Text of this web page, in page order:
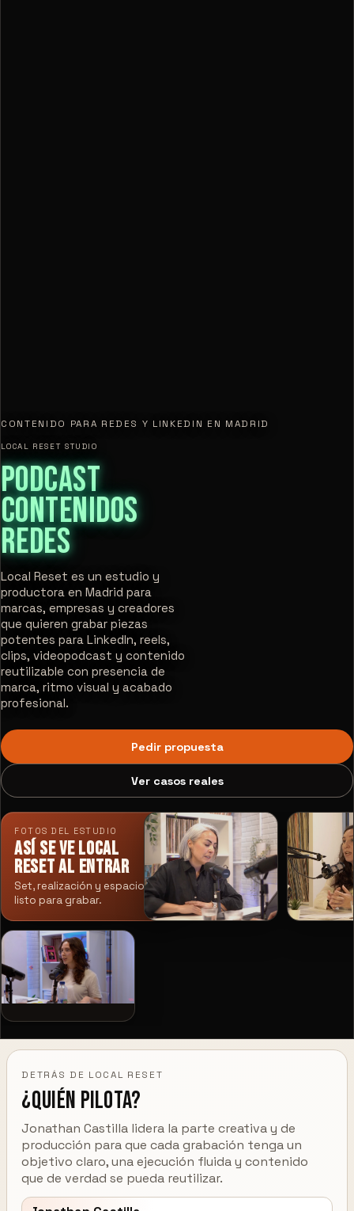
CONTENIDO PARA REDES Y LINKEDIN EN MADRID
LOCAL RESET STUDIO
PODCAST
CONTENIDOS
REDES
Local Reset es un estudio y
productora en Madrid para
marcas, empresas y creadores
que quieren grabar piezas
potentes para LinkedIn, reels,
clips, videopodcast y contenido
reutilizable con presencia de
marca, ritmo visual y acabado
profesional.
Pedir propuesta
Ver casos reales
FOTOS DEL ESTUDIO
Así se ve Local
Reset al entrar
Set, realización y espacio
listo para grabar.
DETRÁS DE LOCAL RESET
¿Quién pilota?
Jonathan Castilla lidera la parte creativa y de
producción para que cada grabación tenga un
objetivo claro, una ejecución fluida y contenido
que de verdad se pueda reutilizar.